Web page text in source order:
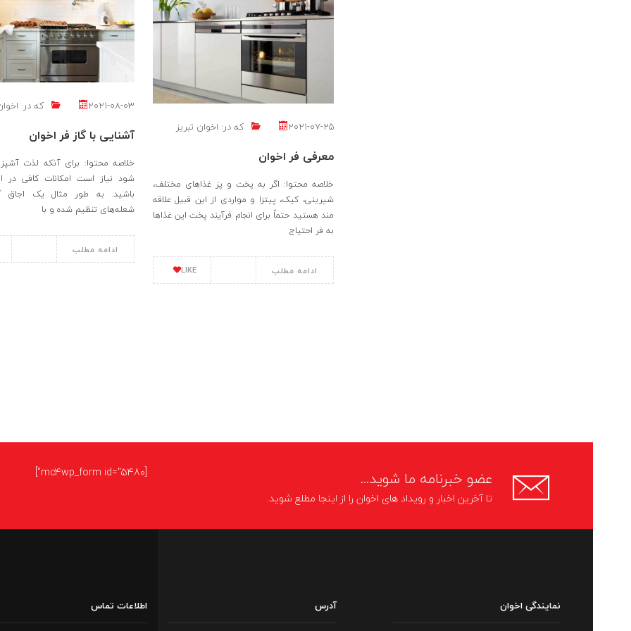
2021-08-03 که در:
آشنایی با گاز فر اخوان
خلاصه محتوا: برای آنکه لذت
شود نیاز است امکانات کافی در
باشید. به طور مثال یک اجاق
شعله‌های تنظیم شده و با
ادامه مطلب
2021-07-25 که در: اخوان تبریز
معرفی فر اخوان
خلاصه محتوا: اگر به پخت و پز غذاهای مختلف،
شیرینی، کیک، پیتزا و مواردی از این قبیل علاقه
مند هستید حتماً برای انجام فرآیند پخت این غذاها
به فر احتیاج
LIKE ادامه مطلب
عضو خبرنامه ما شوید...
تا آخرین اخبار و رویداد های اخوان را از اینجا مطلع شوید.
[mc4wp_form id="5480"]
نمایندگی اخوان آدرس اطلاعات تماس